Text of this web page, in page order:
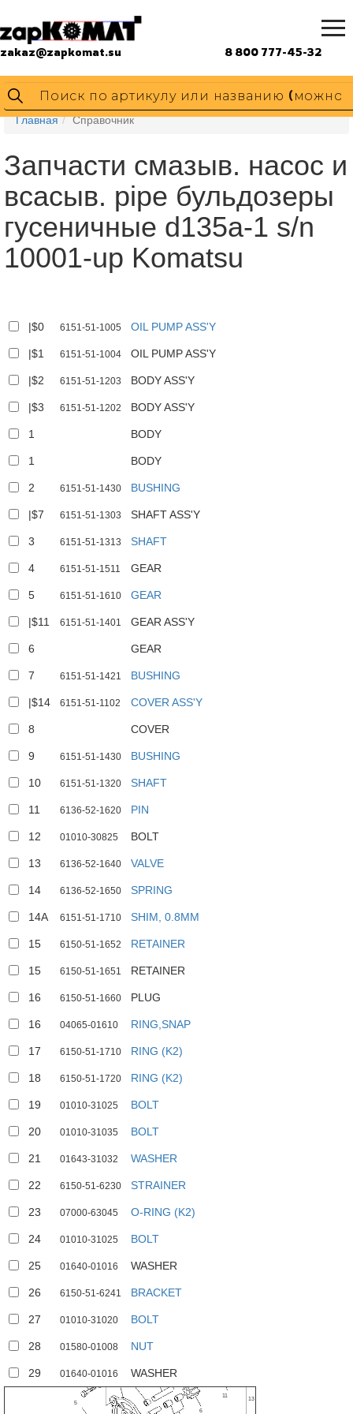
zakaz@zapkomat.su 8 800 777-45-32
Главная Справочник
Запчасти смазыв. насос и
всасыв. pipe бульдозеры
гусеничные d135a-1 s/n
10001-up Komatsu
|$0 6151-51-1005 OIL PUMP ASS'Y
|$1 6151-51-1004 OIL PUMP ASS'Y
|$2 6151-51-1203 BODY ASS'Y
|$3 6151-51-1202 BODY ASS'Y
1 BODY
1 BODY
2 6151-51-1430 BUSHING
|$7 6151-51-1303 SHAFT ASS'Y
3 6151-51-1313 SHAFT
4 6151-51-1511 GEAR
5 6151-51-1610 GEAR
|$11 6151-51-1401 GEAR ASS'Y
6 GEAR
7 6151-51-1421 BUSHING
|$14 6151-51-1102 COVER ASS'Y
8 COVER
9 6151-51-1430 BUSHING
10 6151-51-1320 SHAFT
11 6136-52-1620 PIN
12 01010-30825 BOLT
13 6136-52-1640 VALVE
14 6136-52-1650 SPRING
14A 6151-51-1710 SHIM, 0.8MM
15 6150-51-1652 RETAINER
15 6150-51-1651 RETAINER
16 6150-51-1660 PLUG
16 04065-01610 RING,SNAP
17 6150-51-1710 RING (K2)
18 6150-51-1720 RING (K2)
19 01010-31025 BOLT
20 01010-31035 BOLT
21 01643-31032 WASHER
22 6150-51-6230 STRAINER
23 07000-63045 O-RING (K2)
24 01010-31025 BOLT
25 01640-01016 WASHER
26 6150-51-6241 BRACKET
27 01010-31020 BOLT
28 01580-01008 NUT
29 01640-01016 WASHER
5
6
8
11 13
20